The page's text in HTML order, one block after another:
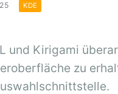
KDE
und Kirigami
zu